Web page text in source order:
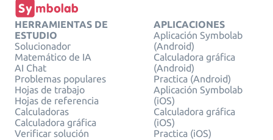
HERRAMIENTAS DE
ESTUDIO
Solucionador
Matemático de IA
AI Chat
Problemas populares
Hojas de trabajo
Hojas de referencia
Calculadoras
Calculadora gráfica
Verificar solución
APLICACIONES
Aplicación Symbolab
(Android)
Calculadora gráfica
(Android)
Practica (Android)
Aplicación Symbolab
(iOS)
Calculadora gráfica
(iOS)
Practica (iOS)